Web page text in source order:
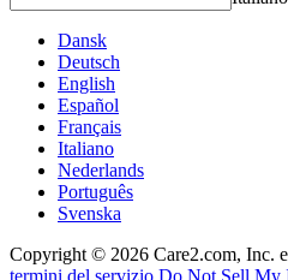
Dansk
Deutsch
English
Español
Français
Italiano
Nederlands
Português
Svenska
Copyright © 2026 Care2.com, Inc.